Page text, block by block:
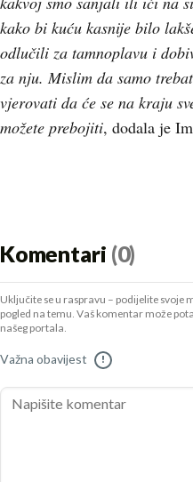
kako bi kuću kasnije bilo
odlučili za tamnoplavu i
za nju. Mislim da samo
vjerovati da će se na kraju
možete prebojiti, dodala je
Komentari (0)
Uključite se u raspravu – podijelite svoje
pogled na temu. Vaš komentar može
našeg portala.
Važna obavijest !